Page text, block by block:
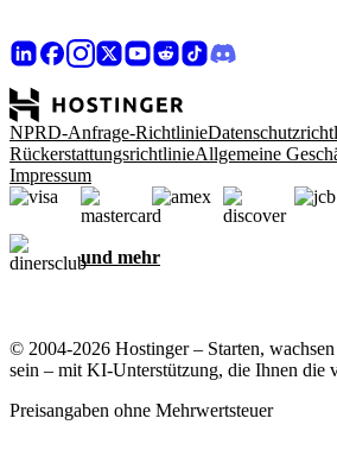
NPRD-Anfrage-Richtlinie
RückerstattungsrichtlinieAllgemeine
Impressum
und mehr
© 2004-2026 Hostinger – Starten,
sein – mit KI-Unterstützung, die Ihnen die
Preisangaben ohne Mehrwertsteuer